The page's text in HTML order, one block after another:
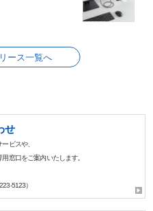
ース一覧へ
せ
ビスや、
窓口をご案内いたします。
5123）